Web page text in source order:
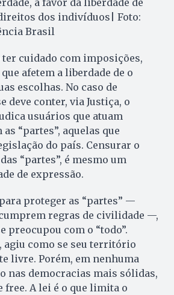
a favor da liberdade de
dos indivíduos| Foto:
Brasil
ter cuidado com imposições,
afetem a liberdade de o
escolhas. No caso de
deve conter, via Justiça, o
usuários que atuam
“partes”, aquelas que
do país. Censurar o
“partes”, é mesmo um
de expressão.
proteger as “partes” —
regras de civilidade —,
preocupou com o “todo”.
agiu como se seu território
livre. Porém, em nenhuma
nas democracias mais sólidas,
free. A lei é o que limita o